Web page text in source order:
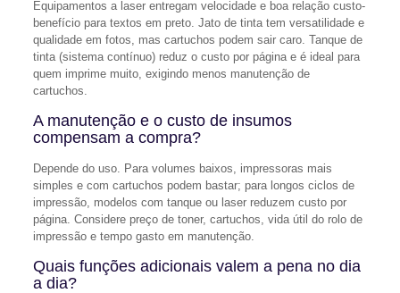
Equipamentos a laser entregam velocidade e boa relação custo-
benefício para textos em preto. Jato de tinta tem versatilidade e
qualidade em fotos, mas cartuchos podem sair caro. Tanque de
tinta (sistema contínuo) reduz o custo por página e é ideal para
quem imprime muito, exigindo menos manutenção de
cartuchos.
A manutenção e o custo de insumos
compensam a compra?
Depende do uso. Para volumes baixos, impressoras mais
simples e com cartuchos podem bastar; para longos ciclos de
impressão, modelos com tanque ou laser reduzem custo por
página. Considere preço de toner, cartuchos, vida útil do rolo de
impressão e tempo gasto em manutenção.
Quais funções adicionais valem a pena no dia
a dia?